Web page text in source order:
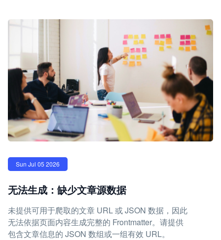
Sun Jul 05 2026
无法生成：缺少文章源数据
未提供可用于爬取的文章 URL 或 JSON 数据，因此
无法依据页面内容生成完整的 Frontmatter。请提供
包含文章信息的 JSON 数组或一组有效 URL。